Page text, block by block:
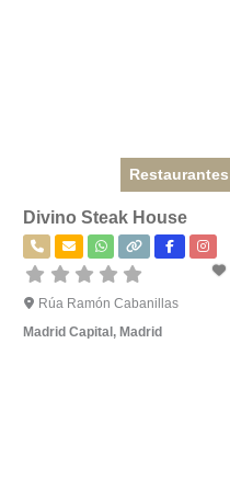
Restaurantes
Divino Steak House
Rúa Ramón Cabanillas
Madrid Capital, Madrid